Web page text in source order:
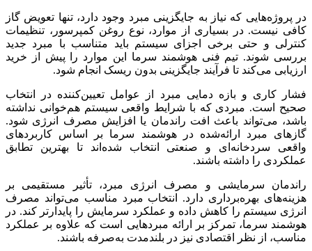
در پروژه‌هایی که نیاز به جایگزینی مبرد وجود دارد، تنها تعویض گاز
کافی نیست. در بسیاری از موارد، نوع روغن کمپرسور، تنظیمات
کنترلی و حتی برخی اجزای سیستم باید متناسب با مبرد جدید
بررسی شوند. تیم فنی هوشمند سرما این موارد را پیش از خرید
ارزیابی می‌کند تا فرآیند جایگزینی بدون ریسک انجام شود.
فشار کاری و بازه دمایی مبرد از عوامل تعیین‌کننده در انتخاب
صحیح است. مبردی که با شرایط واقعی سیستم هم‌خوانی نداشته
باشد، می‌تواند باعث افت راندمان یا افزایش مصرف انرژی شود.
گازهای مبرد ارائه‌شده در هوشمند سرما بر اساس کاربردهای
واقعی سردخانه‌ای و صنعتی انتخاب شده‌اند تا بهترین تطابق
عملکردی را داشته باشند.
راندمان سرمایشی و مصرف انرژی مبرد، تأثیر مستقیمی بر
هزینه‌های بهره‌برداری دارد. انتخاب مبرد مناسب می‌تواند مصرف
انرژی سیستم را کاهش داده و عملکرد سرمایش را پایدارتر کند. در
هوشمند سرما، تمرکز بر ارائه مبردهایی است که علاوه بر عملکرد
مناسب، از نظر اقتصادی نیز در بلندمدت به‌صرفه باشند.